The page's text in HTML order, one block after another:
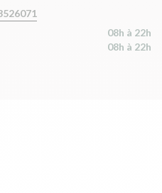
08h à 22h
08h à 22h